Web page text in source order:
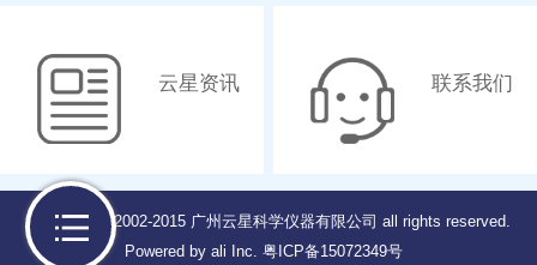
云星资讯 联系我们
Copyright © 2002-2015 广州云星科学仪器有限公司 all rights reserved.
Powered by ali Inc. 粤ICP备15072349号